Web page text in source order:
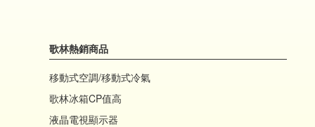
歌林熱銷商品
移動式空調/移動式冷氣
歌林冰箱CP值高
液晶電視顯示器